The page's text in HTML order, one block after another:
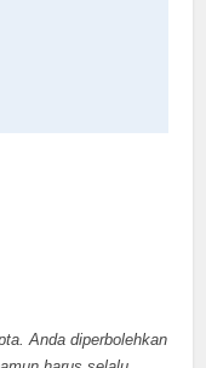
Anda diperbolehkan